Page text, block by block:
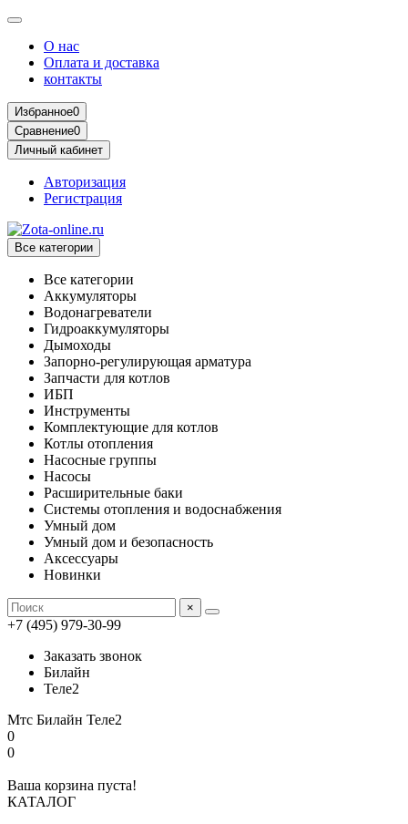
О нас
Оплата и доставка
контакты
Избранное0
Сравнение0
Личный кабинет
Авторизация
Регистрация
Все категории
Все категории
Аккумуляторы
Водонагреватели
Гидроаккумуляторы
Дымоходы
Запорно-регулирующая арматура
Запчасти для котлов
ИБП
Инструменты
Комплектующие для котлов
Котлы отопления
Насосные группы
Насосы
Расширительные баки
Системы отопления и водоснабжения
Умный дом
Умный дом и безопасность
Аксессуары
Новинки
×
+7 (495) 979-30-99
Заказать звонок
Билайн
Теле2
Мтс Билайн Теле2
0
0
Ваша корзина пуста!
КАТАЛОГ